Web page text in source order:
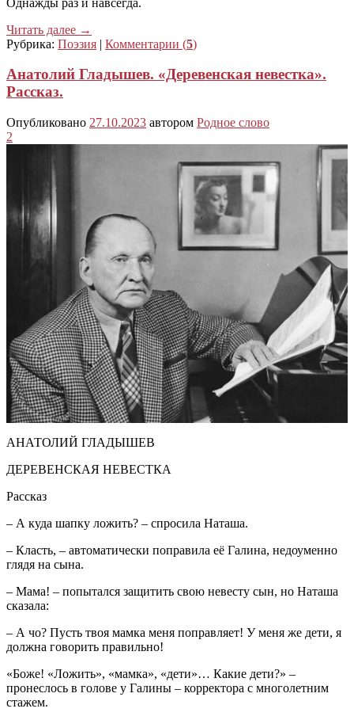
Читать далее →
Рубрика: Поэзия | Комментарии (5)
Анатолий Гладышев. «Деревенская невестка».
Рассказ.
Опубликовано 27.10.2023 автором Родное слово
2
АНАТОЛИЙ ГЛАДЫШЕВ
ДЕРЕВЕНСКАЯ НЕВЕСТКА
Рассказ
– А куда шапку ложить? – спросила Наташа.
– Класть, – автоматически поправила её Галина, недоуменно
глядя на сына.
– Мама! – попытался защитить свою невесту сын, но Наташа
сказала:
– А чо? Пусть твоя мамка меня поправляет! У меня же дети, я
должна говорить правильно!
«Боже! «Ложить», «мамка», «дети»… Какие дети?» –
пронеслось в голове у Галины – корректора с многолетним
стажем.